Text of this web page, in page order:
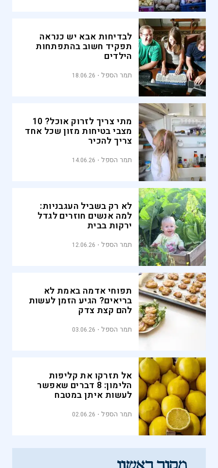
לבדיחות אבא יש כנראה
תפקיד חשוב בהתפתחות
הילדים
תמר הספל 18.06.26
מתי צריך לזרוק אוכל? 10
מצבי בטיחות מזון שכל אחד
צריך להכיר
תמר הספל 14.06.26
לא רק בשביל העגבניות:
למה אנשים חוזרים לגדל
ירקות בבית
תמר הספל 12.06.26
תפוחי אדמה באמת לא
בריאים? הגיע הזמן לעשות
להם קצת צדק
תמר הספל 03.06.26
אל תזרקו את קליפות
הלימון: 8 דברים שאפשר
לעשות איתן במטבח
תמר הספל 02.06.26